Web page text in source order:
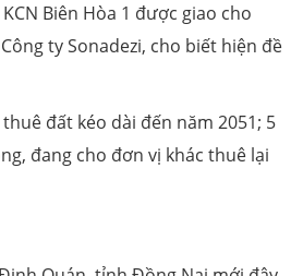
Biên Hòa 1 được giao cho
ty Sonadezi, cho biết hiện đề
đất kéo dài đến năm 2051; 5
đang cho đơn vị khác thuê lại